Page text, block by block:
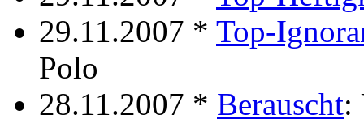
29.11.2007 * Top-
Polo
28.11.2007 * Berauscht: